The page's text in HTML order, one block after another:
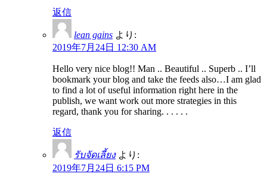
返信
lean gains より:
2019年7月24日 12:30 AM
Hello very nice blog!! Man .. Beautiful .. Superb .. I’ll
bookmark your blog and take the feeds also…I am glad
to find a lot of useful information right here in the
publish, we want work out more strategies in this
regard, thank you for sharing. . . . . .
返信
รับจัดเลี้ยง より:
2019年7月24日 6:15 PM